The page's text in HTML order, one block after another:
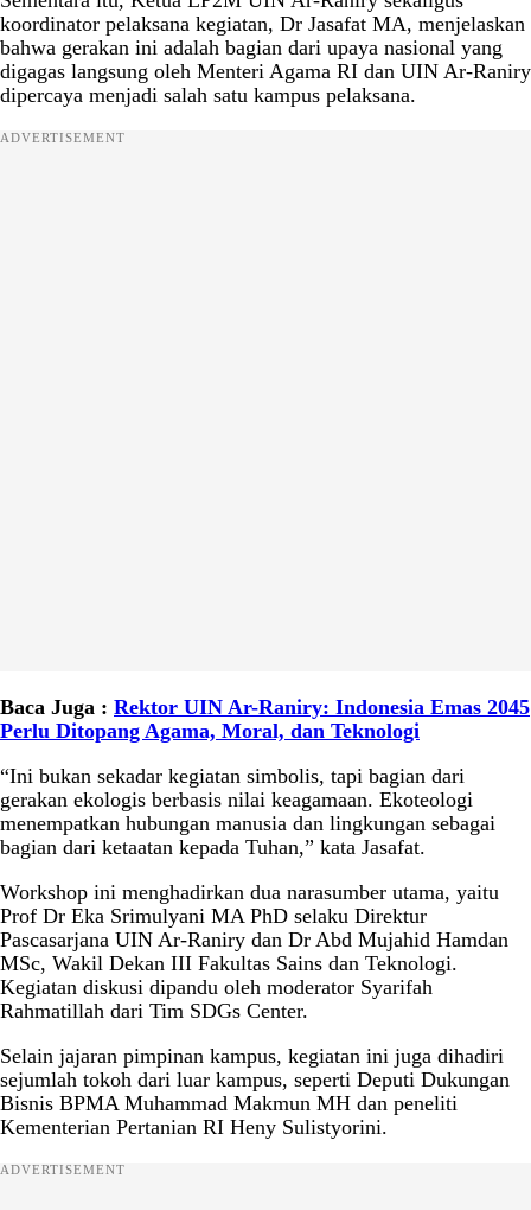
koordinator pelaksana kegiatan, Dr Jasafat MA, menjelaskan
bahwa gerakan ini adalah bagian dari upaya nasional yang
digagas langsung oleh Menteri Agama RI dan UIN Ar-Raniry
dipercaya menjadi salah satu kampus pelaksana.
ADVERTISEMENT
Baca Juga : Rektor UIN Ar-Raniry: Indonesia Emas 2045
Perlu Ditopang Agama, Moral, dan Teknologi
“Ini bukan sekadar kegiatan simbolis, tapi bagian dari
gerakan ekologis berbasis nilai keagamaan. Ekoteologi
menempatkan hubungan manusia dan lingkungan sebagai
bagian dari ketaatan kepada Tuhan,” kata Jasafat.
Workshop ini menghadirkan dua narasumber utama, yaitu
Prof Dr Eka Srimulyani MA PhD selaku Direktur
Pascasarjana UIN Ar-Raniry dan Dr Abd Mujahid Hamdan
MSc, Wakil Dekan III Fakultas Sains dan Teknologi.
Kegiatan diskusi dipandu oleh moderator Syarifah
Rahmatillah dari Tim SDGs Center.
Selain jajaran pimpinan kampus, kegiatan ini juga dihadiri
sejumlah tokoh dari luar kampus, seperti Deputi Dukungan
Bisnis BPMA Muhammad Makmun MH dan peneliti
Kementerian Pertanian RI Heny Sulistyorini.
ADVERTISEMENT